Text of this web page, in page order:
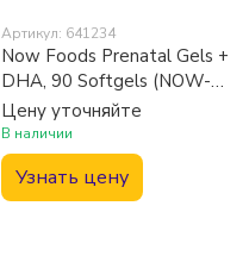
Артикул: 641234
Now Foods Prenatal Gels +
DHA, 90 Softgels (NOW-
03809)
Цену уточняйте
В наличии
Узнать цену